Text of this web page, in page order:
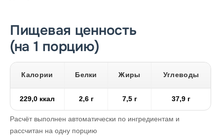
Пищевая ценность
(на 1 порцию)
Калории Белки Жиры Углеводы
229,0 ккал 2,6 г 7,5 г 37,9 г
Расчёт выполнен автоматически по ингредиентам и
рассчитан на одну порцию